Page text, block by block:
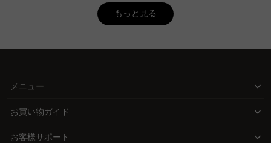
Q. 玄関ベンチの人気ランキングは？
A. 玄関ベンチの人気ランキングは、デザイン性、機能性、素材の質
ベンチが人気で、耐久性にも優れています。さらに、5年品質保証
「MyCoordi」で理想のベンチ選びをサポートします。
スペースでも、サイズやデザインを工夫することで、理想の玄関を
ンを取り揃えています。北欧の温かみある木製や、モダンでクール
らに、収納機能や折りたたみ式など、使い勝手を考慮した多機能な
もっと見る
メニュー
お買い物ガイド
お客様サポート